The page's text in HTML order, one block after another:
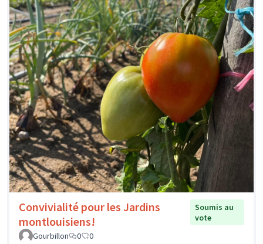
Convivialité pour les Jardins
montlouisiens!
Soumis au
vote
Gourbillon
0 0